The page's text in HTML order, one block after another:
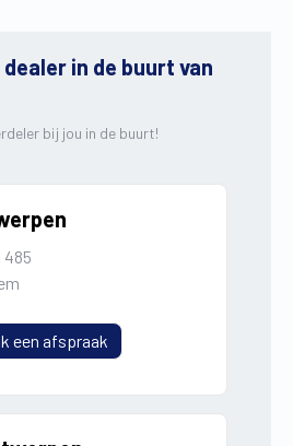
in de buurt van
bij jou in de buurt!
485
een afspraak